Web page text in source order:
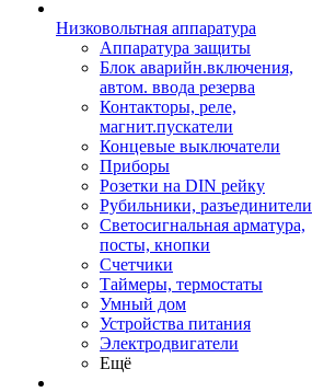
Низковольтная аппаратура
Аппаратура защиты
Блок аварийн.включения,
автом. ввода резерва
Контакторы, реле,
магнит.пускатели
Концевые выключатели
Приборы
Розетки на DIN рейку
Рубильники, разъединители
Светосигнальная арматура,
посты, кнопки
Счетчики
Таймеры, термостаты
Умный дом
Устройства питания
Электродвигатели
Ещё